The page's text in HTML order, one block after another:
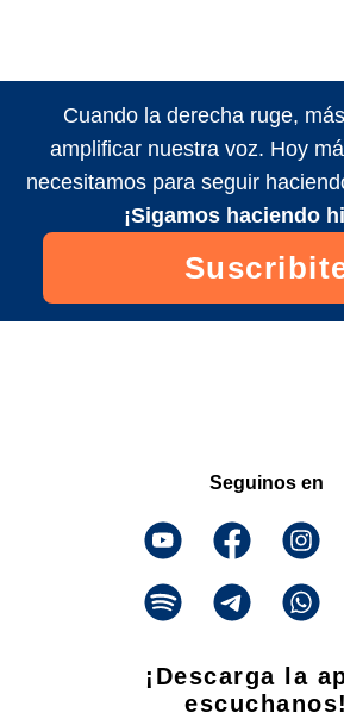
Cuando la derecha ruge,
amplificar nuestra voz. Hoy
necesitamos para seguir
¡Sigamos haciendo
Seguinos en
¡Descarga la
escuchanos!